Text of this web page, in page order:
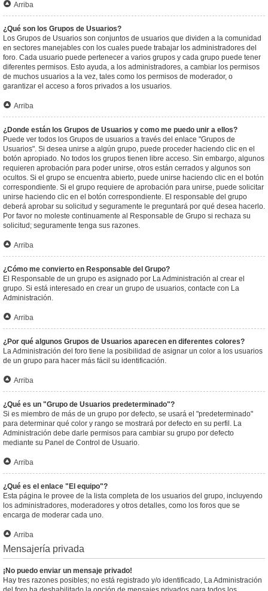
Arriba
¿Qué son los Grupos de Usuarios?
Los Grupos de Usuarios son conjuntos de usuarios que dividen a la comunidad
en sectores manejables con los cuales puede trabajar los administradores del
foro. Cada usuario puede pertenecer a varios grupos y cada grupo puede tener
diferentes permisos. Esto ayuda, a los administradores, a cambiar los permisos
de muchos usuarios a la vez, tales como los permisos de moderador, o
garantizar el acceso a foros privados a los usuarios.
Arriba
¿Donde están los Grupos de Usuarios y como me puedo unir a ellos?
Puede ver todos los Grupos de usuarios a través del enlace "Grupos de
Usuarios". Si desea unirse a algún grupo, puede proceder haciendo clic en el
botón apropiado. No todos los grupos tienen libre acceso. Sin embargo, algunos
requieren aprobación para poder unirse, otros están cerrados y algunos son
ocultos. Si el grupo se encuentra abierto, puede unirse haciendo clic en el botón
correspondiente. Si el grupo requiere de aprobación para unirse, puede solicitar
unirse haciendo clic en el botón correspondiente. El responsable del grupo
deberá aprobar su solicitud y seguramente le preguntará por qué desea hacerlo.
Por favor no moleste continuamente al Responsable de Grupo si rechaza su
solicitud; seguramente tenga sus razones.
Arriba
¿Cómo me convierto en Responsable del Grupo?
El Responsable de un grupo es asignado por La Administración al crear el
grupo. Si está interesado en crear un grupo de usuarios, contacte con La
Administración.
Arriba
¿Por qué algunos Grupos de Usuarios aparecen en diferentes colores?
La Administración del foro tiene la posibilidad de asignar un color a los usuarios
de un grupo para hacer más fácil su identificación.
Arriba
¿Qué es un "Grupo de Usuarios predeterminado"?
Si es miembro de más de un grupo por defecto, se usará el "predeterminado"
para determinar qué color y rango se mostrará por defecto en su perfil. La
Administración debe darle permisos para cambiar su grupo por defecto
mediante su Panel de Control de Usuario.
Arriba
¿Qué es el enlace "El equipo"?
Esta página le provee de la lista completa de los usuarios del grupo, incluyendo
los administradores, moderadores y otros detalles, como los foros que se
encarga de moderar cada uno.
Arriba
Mensajería privada
¡No puedo enviar un mensaje privado!
Hay tres razones posibles; no está registrado y/o identificado, La Administración